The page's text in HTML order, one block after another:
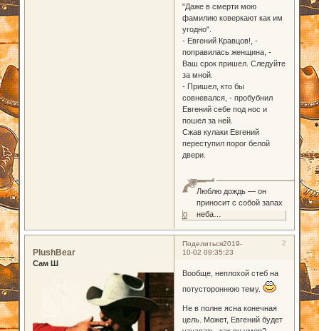
"Даже в смерти мою
фамилию коверкают как им
угодно".
- Евгений Кравцов!, -
поправилась женщина, -
Ваш срок пришел. Следуйте
за мной.
- Пришел, кто бы
совневался, - пробубнил
Евгений себе под нос и
пошел за ней.
Сжав кулаки Евгений
переступил порог белой
двери.
Люблю дождь — он
приносит с собой запах
неба…
0
Поделиться 2
2019-
10-02 09:35:23
PlushBear
Сам Ш
Вообще, неплохой стеб на
потустороннюю тему.
Не в полне ясна конечная
цель. Может, Евгений будет